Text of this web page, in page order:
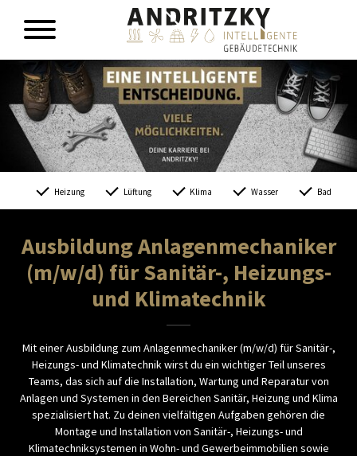
Heizung Lüftung Klima Wasser Bad
Ausbildung Anlagenmechaniker
(m/w/d) für Sanitär-, Heizungs-
und Klimatechnik
Mit einer Ausbildung zum Anlagenmechaniker (m/w/d) für Sanitär-,
Heizungs- und Klimatechnik wirst du ein wichtiger Teil unseres
Teams, das sich auf die Installation, Wartung und Reparatur von
Anlagen und Systemen in den Bereichen Sanitär, Heizung und Klima
spezialisiert hat. Zu deinen vielfältigen Aufgaben gehören die
Montage und Installation von Sanitär-, Heizungs- und
Klimatechniksystemen in Wohn- und Gewerbeimmobilien sowie